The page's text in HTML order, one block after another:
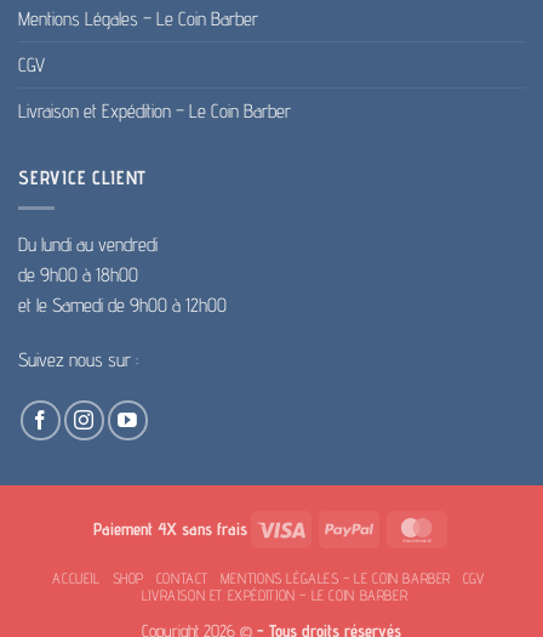
Mentions Légales – Le Coin Barber
CGV
Livraison et Expédition – Le Coin Barber
SERVICE CLIENT
Du lundi au vendredi
de 9h00 à 18h00
et le Samedi de 9h00 à 12h00
Suivez nous sur :
Paiement 4X sans frais Visa PayPal
ACCUEIL SHOP CONTACT MENTIONS LÉGALES – LE COIN BARBER
CGV
LIVRAISON ET EXPÉDITION – LE COIN BARBER
Copyright 2026 © - Tous droits réservés